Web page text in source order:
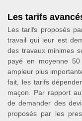
Les tarifs
Les tarifs proposés
travail qui leur est
des travaux minimes
payé en moyenne
ampleur plus
fait, les tarifs
maçon. Par rapport
de demander des
proposés par les